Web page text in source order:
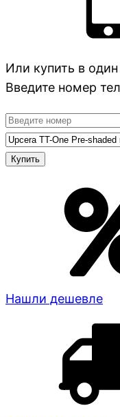
Или купить в
Введите номер
Нашли дешевле